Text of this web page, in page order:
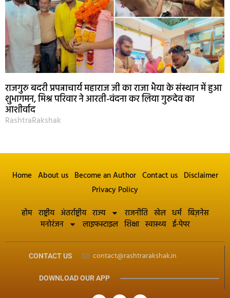
राजगुरु बदरी प्रपन्नाचार्य महाराज जी का राजा भैया के संस्थान में हुआ
शुभागमन, मिश्र परिवार ने आरती-वंदना कर लिया गुरुदेव का
आशीर्वाद
RashtraRakshak
Home About us Become an Author Contact us Disclaimer
Privacy Policy
होम राष्ट्रीय अंतर्राष्ट्रीय राज्य राजनीति खेल धर्म बिज़नेस
मनोरंजन
लाइफस्टाइल शिक्षा स्वास्थ्य ई-पेपर
CONTACT US contact@rashtrarakshak.in
DOWNLOAD OUR APP